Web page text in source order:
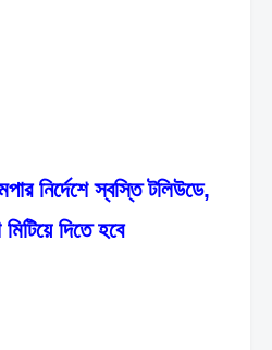
নির্দেশে স্বস্তি টলিউডে,
দিতে হবে